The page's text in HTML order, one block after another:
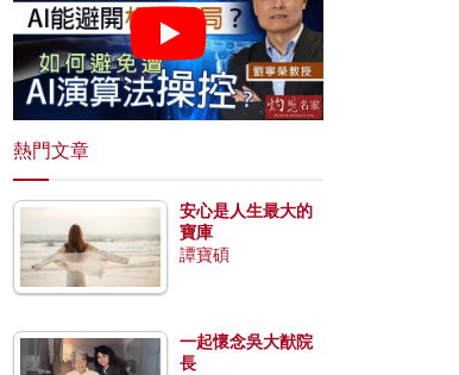
熱門文章
安心是人生最大的
寶庫
譚寶碩
一起懷念吳大猷院
長